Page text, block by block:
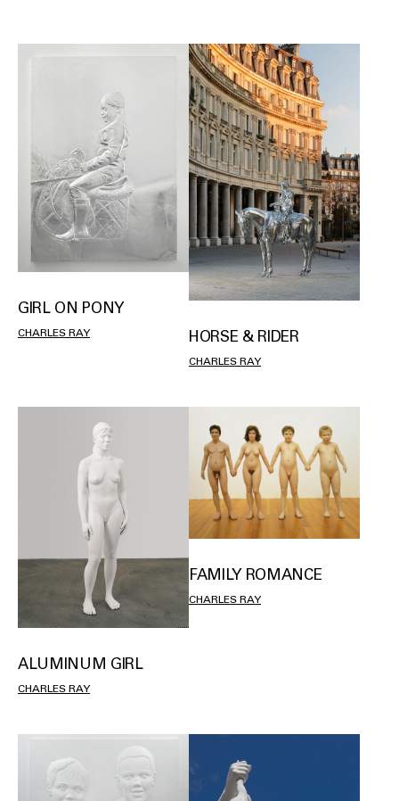
GIRL ON PONY
CHARLES RAY HORSE & RIDER
CHARLES RAY
ALUMINUM GIRL
CHARLES RAY
FAMILY ROMANCE
CHARLES RAY